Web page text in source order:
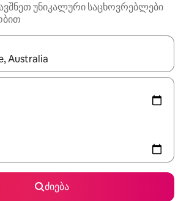
უნიკალური საცხოვრებლები
გახდება, ნავიგაციისთვის
ძიება